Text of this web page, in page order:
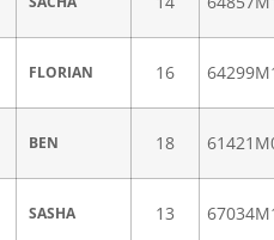
FLORIAN 16
BEN 18
SASHA 13